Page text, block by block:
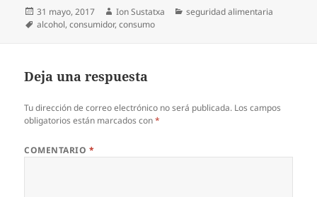
Publicado
el
31 mayo, 2017 Autor
Ion Sustatxa Categorías
seguridad alimentaria
Etiquetas
alcohol,consumidor,consumo
Deja una respuesta
Tu dirección de correo electrónico no será publicada. Los campos
obligatorios están marcados con*
COMENTARIO *